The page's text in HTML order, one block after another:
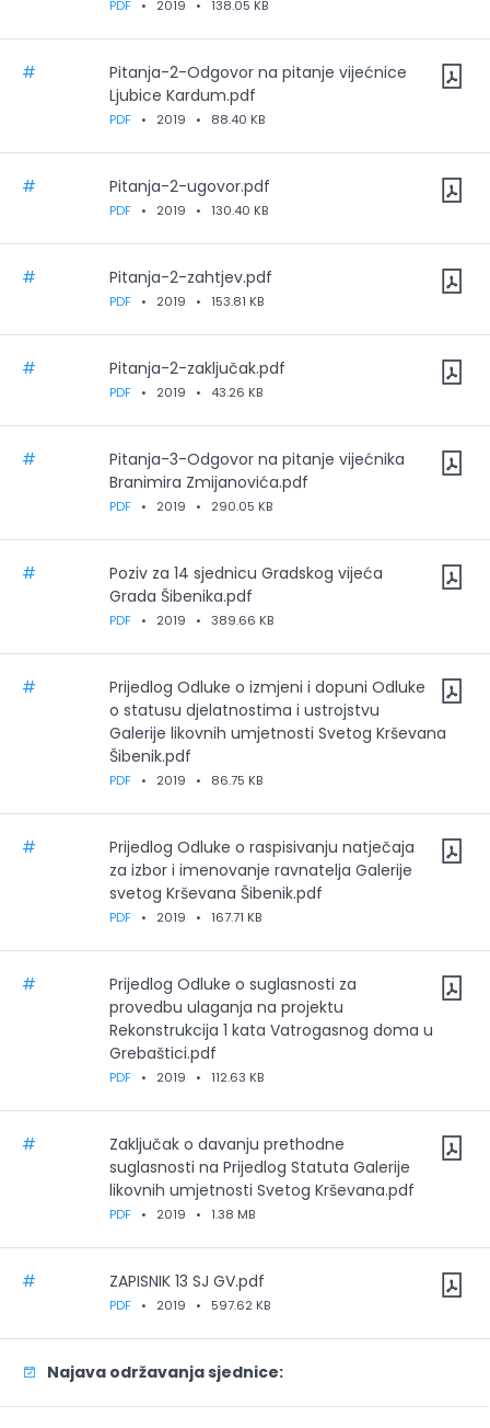
PDF • 2019 • 138.05 KB
#
Pitanja-2-Odgovor na pitanje vijećnice
Ljubice Kardum.pdf
PDF • 2019 • 88.40 KB
# Pitanja-2-ugovor.pdf
PDF • 2019 • 130.40 KB
# Pitanja-2-zahtjev.pdf
PDF • 2019 • 153.81 KB
# Pitanja-2-zaključak.pdf
PDF • 2019 • 43.26 KB
#
Pitanja-3-Odgovor na pitanje vijećnika
Branimira Zmijanovića.pdf
PDF • 2019 • 290.05 KB
#
Poziv za 14 sjednicu Gradskog vijeća
Grada Šibenika.pdf
PDF • 2019 • 389.66 KB
#
Prijedlog Odluke o izmjeni i dopuni Odluke
o statusu djelatnostima i ustrojstvu
Galerije likovnih umjetnosti Svetog Krševana
Šibenik.pdf
PDF • 2019 • 86.75 KB
#
Prijedlog Odluke o raspisivanju natječaja
za izbor i imenovanje ravnatelja Galerije
svetog Krševana Šibenik.pdf
PDF • 2019 • 167.71 KB
#
Prijedlog Odluke o suglasnosti za
provedbu ulaganja na projektu
Rekonstrukcija 1 kata Vatrogasnog doma u
Grebaštici.pdf
PDF • 2019 • 112.63 KB
#
Zaključak o davanju prethodne
suglasnosti na Prijedlog Statuta Galerije
likovnih umjetnosti Svetog Krševana.pdf
PDF • 2019 • 1.38 MB
# ZAPISNIK 13 SJ GV.pdf
PDF • 2019 • 597.62 KB
Najava održavanja sjednice: